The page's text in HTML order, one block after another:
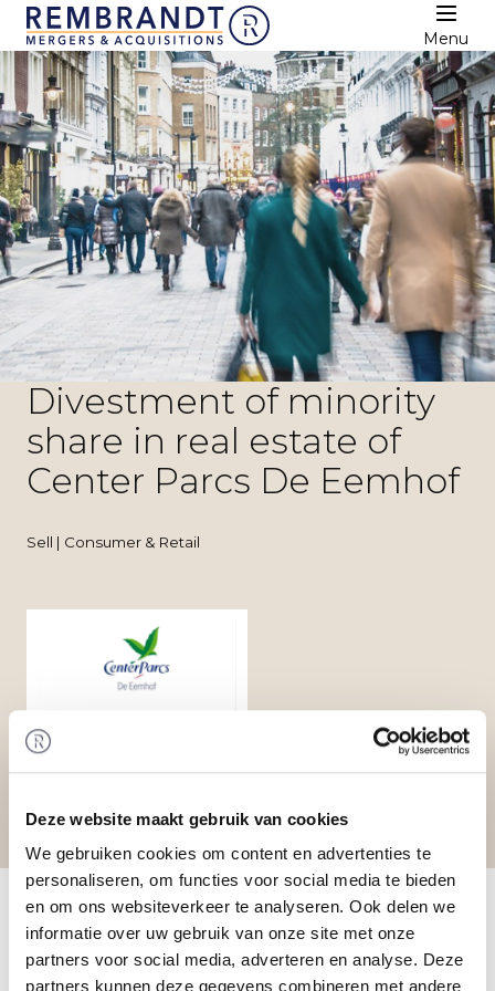
Deze website maakt gebruik van cookies
We gebruiken cookies om content en advertenties te
personaliseren, om functies voor social media te bieden
en om ons websiteverkeer te analyseren. Ook delen we
informatie over uw gebruik van onze site met onze
partners voor social media, adverteren en analyse. Deze
partners kunnen deze gegevens combineren met andere
Menu
Divestment of minority
share in real estate of
Center Parcs De Eemhof
Sell | Consumer & Retail
Home/Transactions/ Divestment of minority
share in real estate of Center Parcs De Eemhof
Transaction
Vakantiepark Holding VI B.V. has acquired a